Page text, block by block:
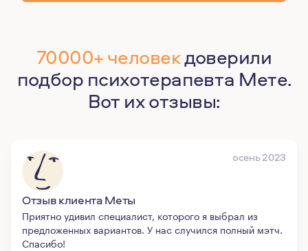
70000+ человекдоверили
подбор психотерапевта Мете.
Вот их отзывы:
осень 2023
Отзыв клиента Меты
Приятно удивил специалист, которого я выбрал из
предложенных вариантов. У нас случился полный мэтч.
Спасибо!